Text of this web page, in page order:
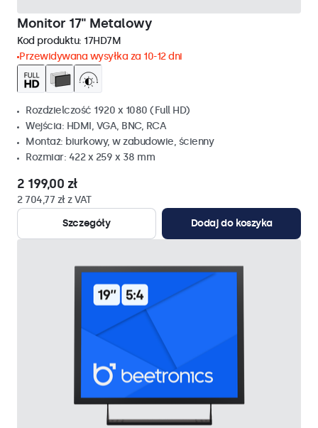
Monitor 17" Metalowy
Kod produktu: 17HD7M
Przewidywana wysyłka za 10-12 dni
Rozdzielczość 1920 x 1080 (Full HD)
Wejścia: HDMI, VGA, BNC, RCA
Montaż: biurkowy, w zabudowie, ścienny
Rozmiar: 422 x 259 x 38 mm
2 199,00 zł
2 704,77 zł z VAT
Szczegóły
Dodaj do koszyka